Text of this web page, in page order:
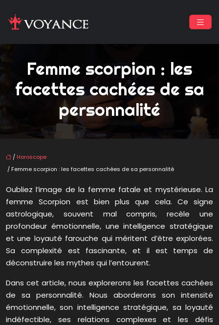
Femme scorpion : les
facettes cachées de sa
personnalité
/ Horoscope
/ Femme scorpion : les facettes cachées de sa personnalité
Oubliez l’image de la femme fatale et mystérieuse. La
femme Scorpion est bien plus que cela. Ce signe
astrologique, souvent mal compris, recèle une
profondeur émotionnelle, une intelligence stratégique
et une loyauté farouche qui méritent d’être explorées.
Sa complexité est fascinante, et il est temps de
déconstruire les mythes qui l’entourent.
Dans cet article, nous explorerons les facettes cachées
de sa personnalité. Nous aborderons son intensité
émotionnelle, son intelligence stratégique, sa loyauté
indéfectible, ses relations complexes et les défis